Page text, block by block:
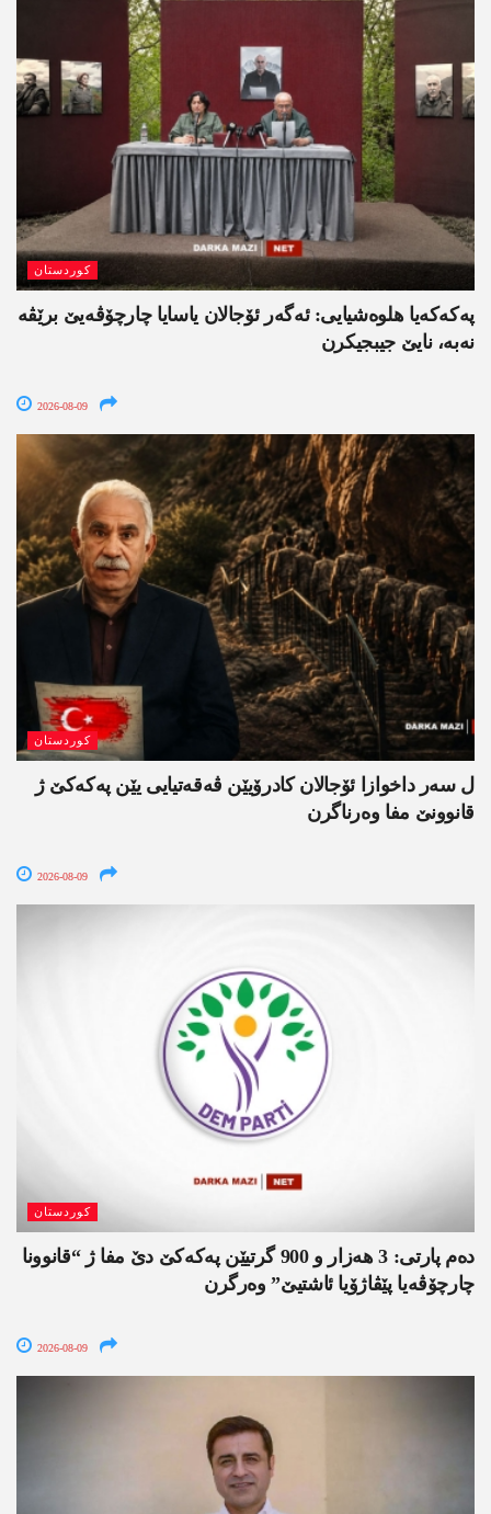
کوردستان
په‌كه‌كه‌یا هلوه‌شیایی: ئەگەر ئۆجالان یاسایا چارچۆڤەیێ برێڤە
نه‌به‌، نایێ جیبجیکرن
2026-08-09
کوردستان
ل سەر داخوازا ئۆجالان کادرۆیێن ڤەقەتیایی یێن پەکەکێ ژ
قانوونێ مفا وەرناگرن
2026-08-09
کوردستان
دەم پارتی: 3 ھەزار و 900 گرتیێن پەکەکێ دێ مفا ژ “قانوونا
چارچۆڤەیا پێڤاژۆیا ئاشتیێ” وەرگرن
2026-08-09